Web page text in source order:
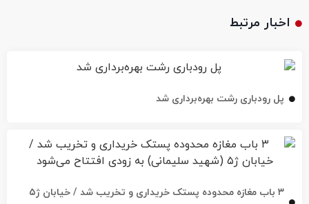
اخبار مرتبط
پل رودباری رشت بهره‌برداری شد
۳ باب مغازه محدوده پستک خریداری و تخریب شد / خیابان ژ۵